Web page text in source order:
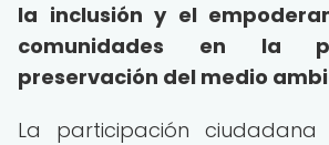
la inclusión y el
comunidades en la
preservación del medio
La participación